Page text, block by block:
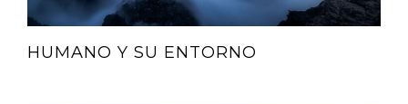
HUMANO Y SU ENTORNO